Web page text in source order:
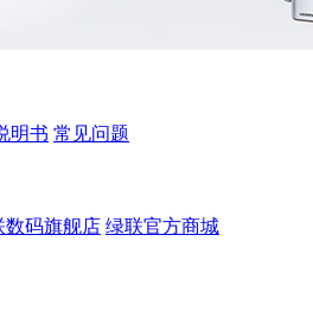
明书 常见问题
数码旗舰店 绿联官方商城